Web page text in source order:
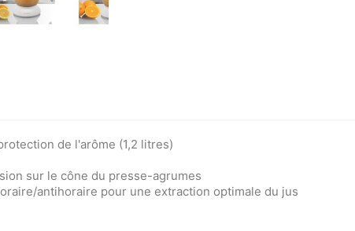
de l'arôme (1,2 litres)
sur le cône du presse-agrumes
antihoraire pour une extraction optimale du jus